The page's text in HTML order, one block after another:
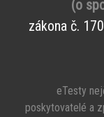
(o
zákona č.
eTesty
poskytovatelé a